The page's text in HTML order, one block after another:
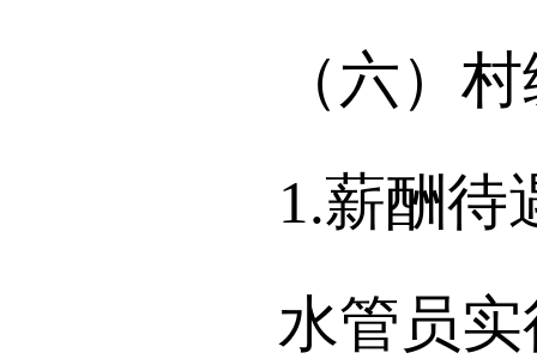
（六）
1.薪酬待
水管员实